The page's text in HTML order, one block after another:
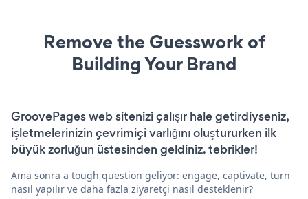
Remove the Guesswork of
Building Your Brand
GroovePages web sitenizi çalışır hale getirdiyseniz,
işletmelerinizin çevrimiçi varlığını oluştururken ilk
büyük zorluğun üstesinden geldiniz. tebrikler!
Ama sonra a tough question geliyor: engage, captivate, turn
nasıl yapılır ve daha fazla ziyaretçi nasıl desteklenir?